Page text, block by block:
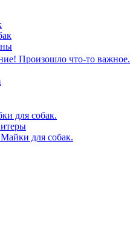
для собак.
для собак.